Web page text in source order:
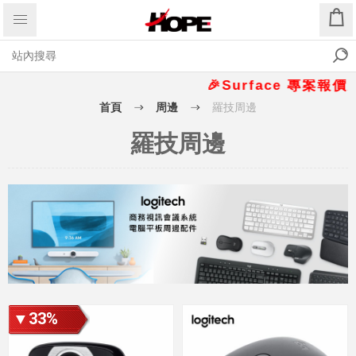
🎉Surface 專案報價
首頁 周邊 羅技周邊
羅技周邊
▼33%